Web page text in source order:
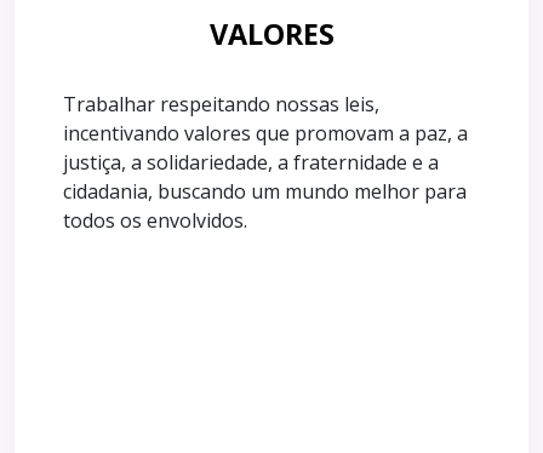
VALORES
Trabalhar respeitando nossas leis,
incentivando valores que promovam a paz, a
justiça, a solidariedade, a fraternidade e a
cidadania, buscando um mundo melhor para
todos os envolvidos.